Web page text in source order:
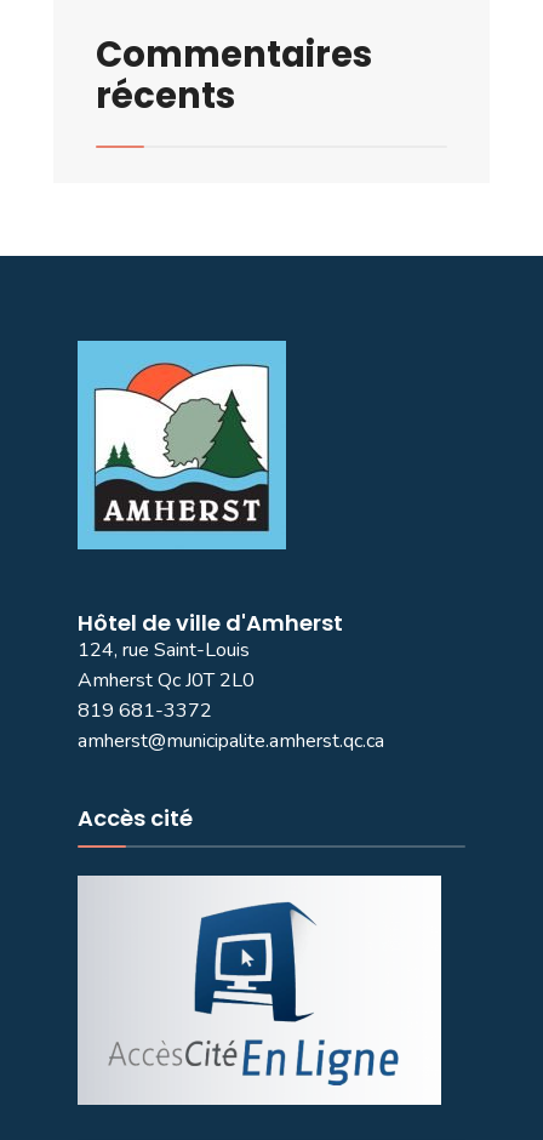
Commentaires
récents
Hôtel de ville d'Amherst
124, rue Saint-Louis
Amherst Qc J0T 2L0
819 681-3372
amherst@municipalite.amherst.qc.ca
Accès cité